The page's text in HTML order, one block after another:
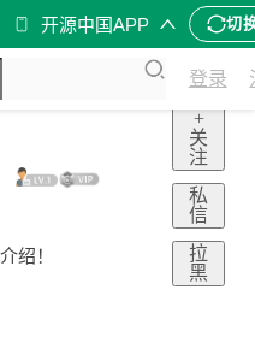
开源中国APP 切
登录
绍！
+
关
注
私
信
拉
黑